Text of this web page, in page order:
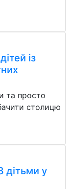
із
та просто
столицю
дітьми у